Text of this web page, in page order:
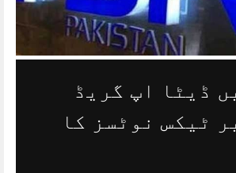
ڈیٹا اپ گریڈ
ٹیکس نوٹسز کا